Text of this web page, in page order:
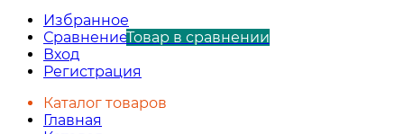
Избранное
СравнениеТовар в сравнении
Вход
Регистрация
Каталог товаров
Главная